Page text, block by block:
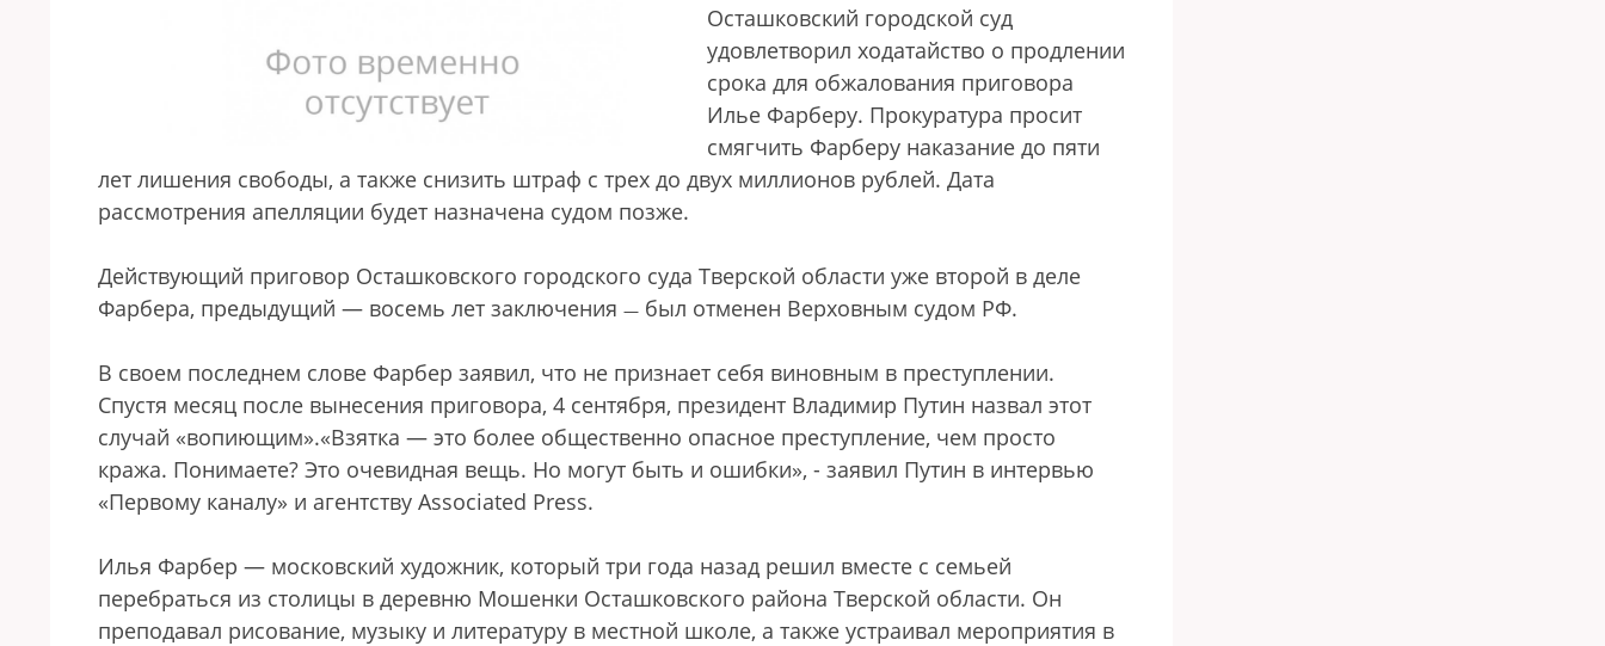
Осташковский городской суд
удовлетворил ходатайство о продлении
срока для обжалования приговора
Илье Фарберу. Прокуратура просит
смягчить Фарберу наказание до пяти
лет лишения свободы, а также снизить штраф с трех до двух миллионов рублей. Дата
рассмотрения апелляции будет назначена судом позже.
Действующий приговор Осташковского городского суда Тверской области уже второй в деле
Фарбера, предыдущий — восемь лет заключения — был отменен Верховным судом РФ.
В своем последнем слове Фарбер заявил, что не признает себя виновным в преступлении.
Спустя месяц после вынесения приговора, 4 сентября, президент Владимир Путин назвал этот
случай «вопиющим».«Взятка — это более общественно опасное преступление, чем просто
кража. Понимаете? Это очевидная вещь. Но могут быть и ошибки», - заявил Путин в интервью
«Первому каналу» и агентству Associated Press.
Илья Фарбер — московский художник, который три года назад решил вместе с семьей
перебраться из столицы в деревню Мошенки Осташковского района Тверской области. Он
преподавал рисование, музыку и литературу в местной школе, а также устраивал мероприятия в